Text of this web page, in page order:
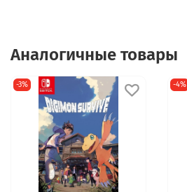
Аналогичные товары
-3% -4%